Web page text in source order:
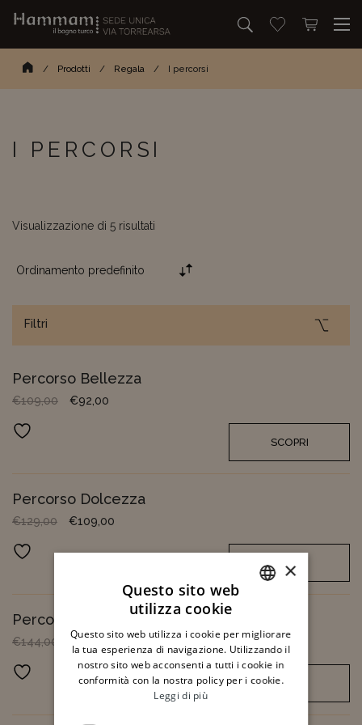
Cerca…
Homepage
/ Prodotti / Regala / I percorsi
I PERCORSI
filtri
Visualizzazione di 5 risultati
Filtri
Percorso Bellezza
€109,00 Il prezzo originale era: €109,00.
€92,00
SCOPRI
Percorso Dolcezza
€129,00 Il prezzo originale era: €129,00.
€109,00
SCOPRI
Percorso Armonia
€144,00 Il prezzo originale era: €144,00.
€122,00Il prezzo attuale è: €122,00.
Aggiungi ai preferiti
SCOPRI
ENGLISH
×
Questo sito web
utilizza cookie
Questo sito web utilizza i cookie per migliorare
la tua esperienza di navigazione. Utilizzando il
nostro sito web acconsenti a tutti i cookie in
conformità con la nostra policy per i cookie.
Leggi di più